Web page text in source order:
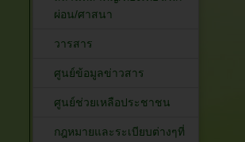
ผ่อน/ศาสนา
วารสาร
ศูนย์ข้อมูลข่าวสาร
ศูนย์ช่วยเหลือประชาชน
กฎหมายและระเบียบต่างๆที่